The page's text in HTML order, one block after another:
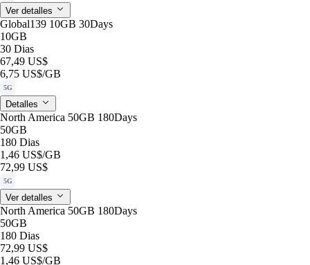
Ver detalles
Global139 10GB 30Days
10GB
30 Dias
67,49 US$
6,75 US$/GB
5G
Detalles
North America 50GB 180Days
50GB
180 Dias
1,46 US$/GB
72,99 US$
5G
Ver detalles
North America 50GB 180Days
50GB
180 Dias
72,99 US$
1,46 US$/GB